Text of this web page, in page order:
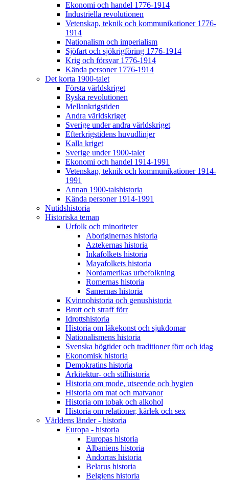
Ekonomi och handel 1776-1914
Industriella revolutionen
Vetenskap, teknik och kommunikationer 1776-
1914
Nationalism och imperialism
Sjöfart och sjökrigföring 1776-1914
Krig och försvar 1776-1914
Kända personer 1776-1914
Det korta 1900-talet
Första världskriget
Ryska revolutionen
Mellankrigstiden
Andra världskriget
Sverige under andra världskriget
Efterkrigstidens huvudlinjer
Kalla kriget
Sverige under 1900-talet
Ekonomi och handel 1914-1991
Vetenskap, teknik och kommunikationer 1914-
1991
Annan 1900-talshistoria
Kända personer 1914-1991
Nutidshistoria
Historiska teman
Urfolk och minoriteter
Aboriginernas historia
Aztekernas historia
Inkafolkets historia
Mayafolkets historia
Nordamerikas urbefolkning
Romernas historia
Samernas historia
Kvinnohistoria och genushistoria
Brott och straff förr
Idrottshistoria
Historia om läkekonst och sjukdomar
Nationalismens historia
Svenska högtider och traditioner förr och idag
Ekonomisk historia
Demokratins historia
Arkitektur- och stilhistoria
Historia om mode, utseende och hygien
Historia om mat och matvanor
Historia om tobak och alkohol
Historia om relationer, kärlek och sex
Världens länder - historia
Europa - historia
Europas historia
Albaniens historia
Andorras historia
Belarus historia
Belgiens historia